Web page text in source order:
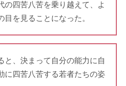
の四苦八苦を乗り越えて、よ
目を見ることになった。
と、決まって自分の能力に自
に四苦八苦する若者たちの姿